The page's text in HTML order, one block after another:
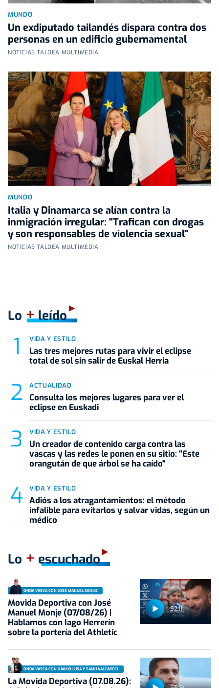
MUNDO
Un exdiputado tailandés dispara contra dos
personas en un edificio gubernamental
NOTICIAS TALDEA MULTIMEDIA
MUNDO
Italia y Dinamarca se alían contra la
inmigración irregular: "Trafican con drogas
y son responsables de violencia sexual"
NOTICIAS TALDEA MULTIMEDIA
Lo +leído
VIDA Y ESTILO
Las tres mejores rutas para vivir el eclipse
total de sol sin salir de Euskal Herria
ACTUALIDAD
Consulta los mejores lugares para ver el
eclipse en Euskadi
VIDA Y ESTILO
Un creador de contenido carga contra las
vascas y las redes le ponen en su sitio: "Este
orangután de que árbol se ha caído"
VIDA Y ESTILO
Adiós a los atragantamientos: el método
infalible para evitarlos y salvar vidas, según un
médico
Lo + escuchado
52:11
ONDA VASCA CON JOSÉ MANUEL MONJE
Movida Deportiva con José
Manuel Monje (07/08/26) |
Hablamos con Iago Herrerín
sobre la portería del Athletic
ONDA VASCA CON JUANJO LUSA Y SAMU VALCÁRCEL
La Movida Deportiva (07.08.26):